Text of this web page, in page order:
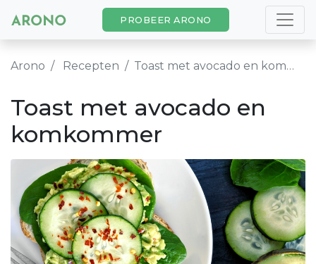
PROBEER ARONO
Arono Recepten Toast met avocado en komkommer
Toast met avocado en
komkommer